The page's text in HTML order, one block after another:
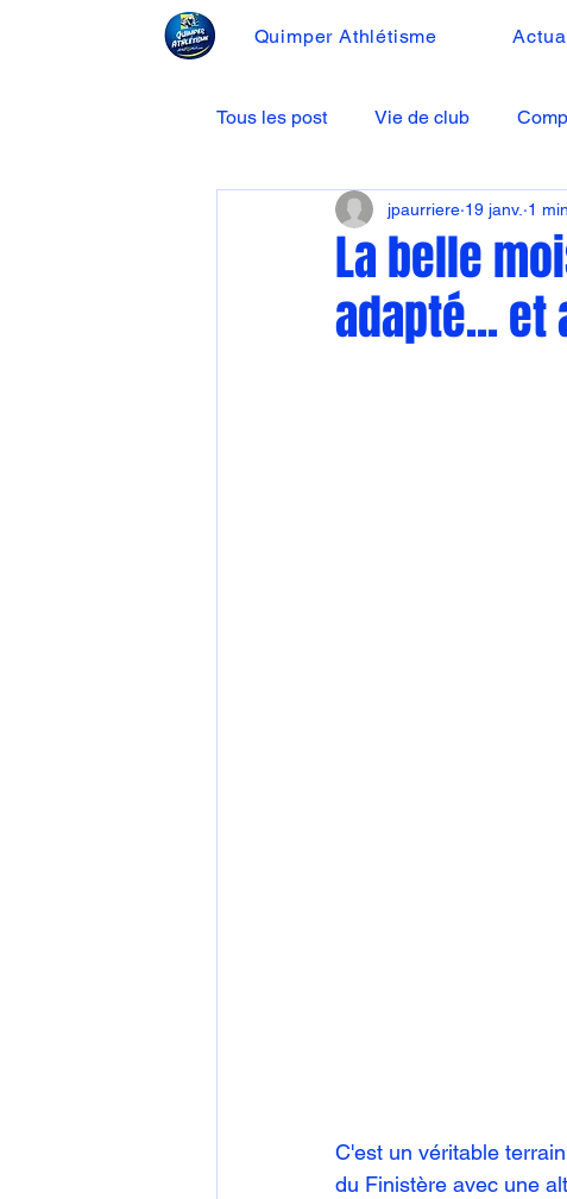
Quimper Athlétisme
Tous les post Vie de club
La belle
adapté... et
jpaurriere 19 janv. 1
C'est un véritable
du Finistère avec une